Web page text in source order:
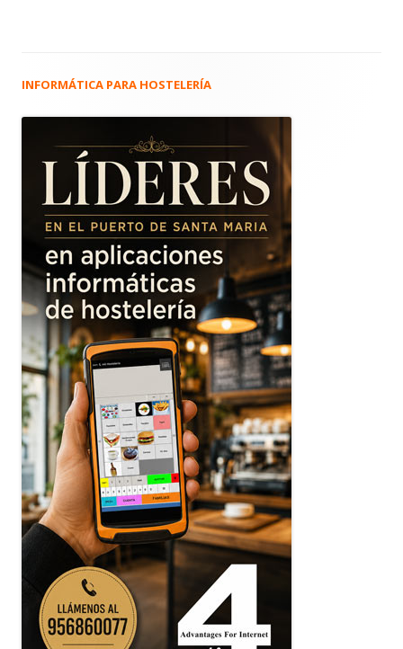
Barra
principal
INFORMÁTICA PARA HOSTELERÍA